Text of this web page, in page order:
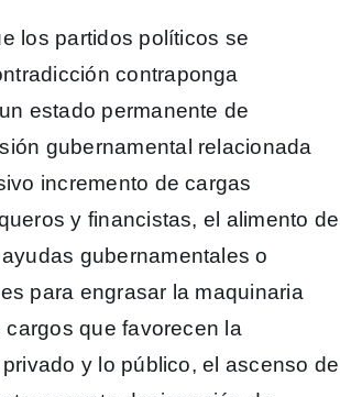
los partidos políticos se
contraponga
estado permanente de
gubernamental relacionada
incremento de cargas
y financistas, el alimento de
gubernamentales o
para engrasar la maquinaria
que favorecen la
y lo público, el ascenso de